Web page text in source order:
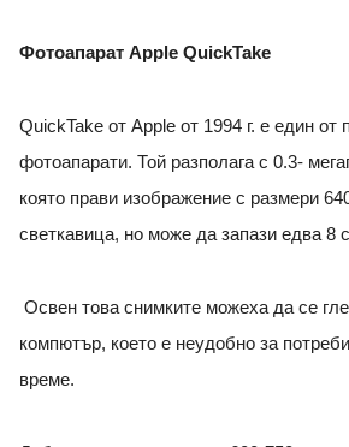
Фотоапарат Apple QuickTake
QuickTake от Apple от 1994 г. е един
фотоапарати. Той разполага с 0.3-
която прави изображение с размери
светкавица, но може да запази едва 8
Освен това снимките можеха да се
компютър, което е неудобно за
време.